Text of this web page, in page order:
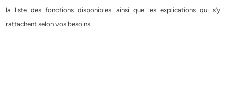
la liste des fonctions disponibles ainsi que les explications qui s’y
rattachent selon vos besoins.